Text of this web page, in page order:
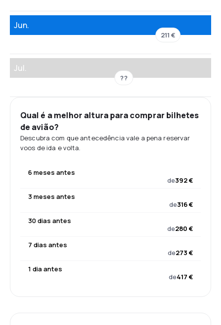
Jun.
211 €
Jul.
??
Qual é a melhor altura para comprar bilhetes
de avião?
Descubra com que antecedência vale a pena reservar
voos de ida e volta.
6 meses antes
de392 €
3 meses antes
de316 €
30 dias antes
de280 €
7 dias antes
de273 €
1 dia antes
de417 €